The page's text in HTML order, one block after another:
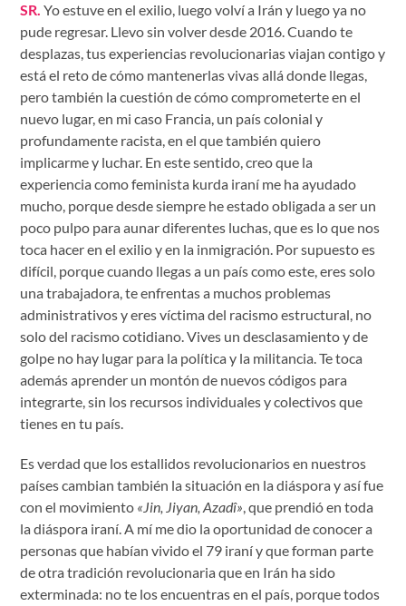
SR.Yo estuve en el exilio, luego volví a Irán y luego ya no
pude regresar. Llevo sin volver desde 2016. Cuando te
desplazas, tus experiencias revolucionarias viajan contigo y
está el reto de cómo mantenerlas vivas allá donde llegas,
pero también la cuestión de cómo comprometerte en el
nuevo lugar, en mi caso Francia, un país colonial y
profundamente racista, en el que también quiero
implicarme y luchar. En este sentido, creo que la
experiencia como feminista kurda iraní me ha ayudado
mucho, porque desde siempre he estado obligada a ser un
poco pulpo para aunar diferentes luchas, que es lo que nos
toca hacer en el exilio y en la inmigración. Por supuesto es
difícil, porque cuando llegas a un país como este, eres solo
una trabajadora, te enfrentas a muchos problemas
administrativos y eres víctima del racismo estructural, no
solo del racismo cotidiano. Vives un desclasamiento y de
golpe no hay lugar para la política y la militancia. Te toca
además aprender un montón de nuevos códigos para
integrarte, sin los recursos individuales y colectivos que
tienes en tu país.
Es verdad que los estallidos revolucionarios en nuestros
países cambian también la situación en la diáspora y así fue
con el movimiento «Jin, Jiyan, Azadî», que prendió en toda
la diáspora iraní. A mí me dio la oportunidad de conocer a
personas que habían vivido el 79 iraní y que forman parte
de otra tradición revolucionaria que en Irán ha sido
exterminada: no te los encuentras en el país, porque todos